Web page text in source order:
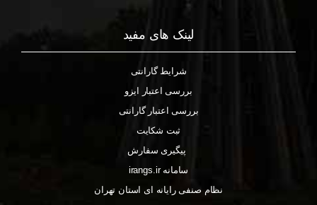
لینک های مفید
شرایط گارانتی
بررسی اعتبار ایزو
بررسی اعتبار گارانتی
ثبت شکایت
پیگیری سفارش
سامانه irangs.ir
نظام صنفی رایانه ای استان تهران